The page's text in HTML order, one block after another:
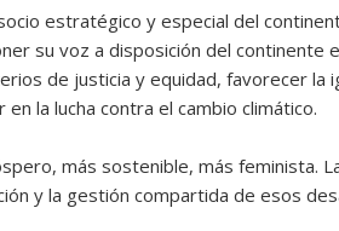
estratégico y especial del
su voz a disposición del continente
de justicia y equidad, favorecer la
la lucha contra el cambio climático.
más sostenible, más feminista.
y la gestión compartida de esos